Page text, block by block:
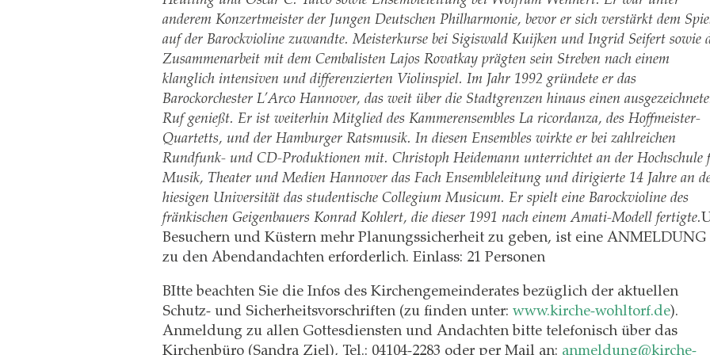
anderem Konzertmeister der Jungen Deutschen Philharmonie, bevor er sich verstärkt dem
auf der Barockvioline zuwandte. Meisterkurse bei Sigiswald Kuijken und Ingrid Seifert sowie
Zusammenarbeit mit dem Cembalisten Lajos Rovatkay prägten sein Streben nach einem
klanglich intensiven und differenzierten Violinspiel. Im Jahr 1992 gründete er das
Barockorchester L’Arco Hannover, das weit über die Stadtgrenzen hinaus einen
Ruf genießt. Er ist weiterhin Mitglied des Kammerensembles La ricordanza, des Hoffmeister-
Quartetts, und der Hamburger Ratsmusik. In diesen Ensembles wirkte er bei zahlreichen
Rundfunk- und CD-Produktionen mit. Christoph Heidemann unterrichtet an der Hochschule
Musik, Theater und Medien Hannover das Fach Ensembleleitung und dirigierte 14 Jahre an
hiesigen Universität das studentische Collegium Musicum. Er spielt eine Barockvioline des
fränkischen Geigenbauers Konrad Kohlert, die dieser 1991 nach einem Amati-Modell fertigte.
Besuchern und Küstern mehr Planungssicherheit zu geben, ist eine ANMELDUNG
zu den Abendandachten erforderlich. Einlass: 21 Personen
BItte beachten Sie die Infos des Kirchengemeinderates bezüglich der aktuellen
Schutz- und Sicherheitsvorschriften (zu finden unter: www.kirche-wohltorf.de).
Anmeldung zu allen Gottesdiensten und Andachten bitte telefonisch über das
Kirchenbüro (Sandra Ziel), Tel.: 04104-2283 oder per Mail an: anmeldung@kirche-